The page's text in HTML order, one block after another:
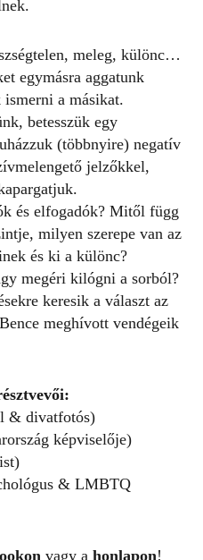
meleg, különc…
egymásra aggatunk
a másikat.
betesszük egy
(többnyire) negatív
jelzőkkel,
és elfogadók? Mitől függ
milyen szerepe van az
és ki a különc?
megéri kilógni a sorból?
keresik a választ az
meghívott vendégeik
& divatfotós)
képviselője)
& LMBTQ
vagy a honlapon!